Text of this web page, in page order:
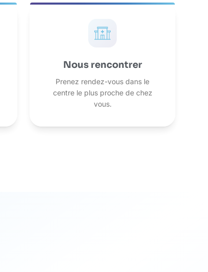
Nous rencontrer
Prenez rendez-vous dans le
centre le plus proche de chez
vous.